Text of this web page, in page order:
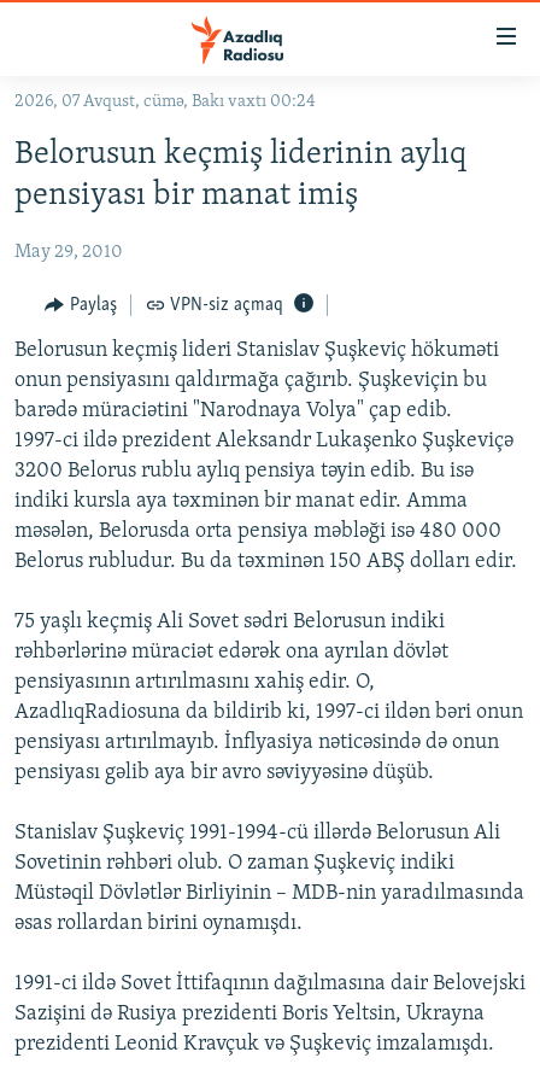
Əsas
qayıt
Əsas
naviqasiyaya
qayıt
KORRUPSIOMETR
#ƏSLINDƏ
FƏRQƏ BAX
QANUNI DOĞRU
ARAŞDIRMA
MULTIMEDIA
VIDEO
FOTOQALEREYA
İNFOQRAFIKA
KARIKATURA
RADIO ARXIV
OXU ZALI
AZƏRBAYCAN ƏDƏBIYYATI KITABXANASI
İSLAM VƏ DEMOKRATIYA
İZ - MƏDƏNIYYƏT PROQRAMI
HAQQIMIZDA
MISSIYAMIZ
PEŞƏ ETIKASI VƏ JURNALISTIKA STANDARTLARIMIZ
MATERIALLARIMIZDAN ISTIFADƏ
AZADLIQRADIOSU MOBIL TELEFONUNUZDA
BIZIMLƏ ƏLAQƏ
XƏBƏR BÜLLETENLƏRIMIZ
RFE/RL-in bütün saytları
2026, 07 Avqust, cümə, Bakı vaxtı 00:24
Belorusun keçmiş liderinin aylıq
pensiyası bir manat imiş
May 29, 2010
Paylaş VPN-siz açmaq
Belorusun keçmiş lideri Stanislav Şuşkeviç hökuməti
onun pensiyasını qaldırmağa çağırıb. Şuşkeviçin bu
barədə müraciətini "Narodnaya Volya" çap edib.
1997-ci ildə prezident Aleksandr Lukaşenko Şuşkeviçə
3200 Belorus rublu aylıq pensiya təyin edib. Bu isə
indiki kursla aya təxminən bir manat edir. Amma
məsələn, Belorusda orta pensiya məbləği isə 480 000
Belorus rubludur. Bu da təxminən 150 ABŞ dolları edir.
75 yaşlı keçmiş Ali Sovet sədri Belorusun indiki
rəhbərlərinə müraciət edərək ona ayrılan dövlət
pensiyasının artırılmasını xahiş edir. O,
AzadlıqRadiosuna da bildirib ki, 1997-ci ildən bəri onun
pensiyası artırılmayıb. İnflyasiya nəticəsində də onun
pensiyası gəlib aya bir avro səviyyəsinə düşüb.
Stanislav Şuşkeviç 1991-1994-cü illərdə Belorusun Ali
Sovetinin rəhbəri olub. O zaman Şuşkeviç indiki
Müstəqil Dövlətlər Birliyinin – MDB-nin yaradılmasında
əsas rollardan birini oynamışdı.
1991-ci ildə Sovet İttifaqının dağılmasına dair Belovejski
Sazişini də Rusiya prezidenti Boris Yeltsin, Ukrayna
prezidenti Leonid Kravçuk və Şuşkeviç imzalamışdı.